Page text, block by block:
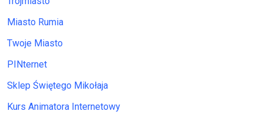
Miasto Rumia
Twoje Miasto
PINternet
Sklep Świętego Mikołaja
Kurs Animatora Internetowy